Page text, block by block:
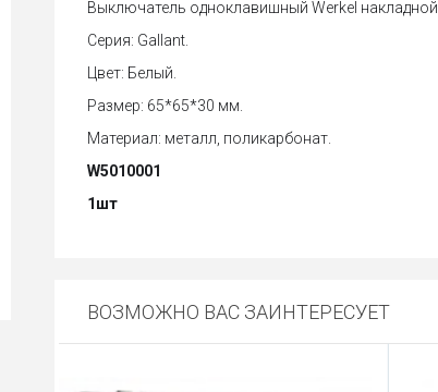
Выключатель одноклавишный Werkel накладной.
Серия: Gallant.
Цвет: Белый.
Размер: 65*65*30 мм.
Материал: металл, поликарбонат.
W5010001
1шт
ВОЗМОЖНО ВАС ЗАИНТЕРЕСУЕТ